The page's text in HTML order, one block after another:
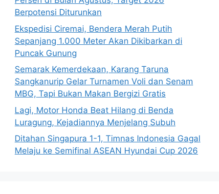
Berpotensi Diturunkan
Ekspedisi Ciremai, Bendera Merah Putih
Sepanjang 1.000 Meter Akan Dikibarkan di
Puncak Gunung
Semarak Kemerdekaan, Karang Taruna
Sangkanurip Gelar Turnamen Voli dan Senam
MBG, Tapi Bukan Makan Bergizi Gratis
Lagi, Motor Honda Beat Hilang di Benda
Luragung, Kejadiannya Menjelang Subuh
Ditahan Singapura 1-1, Timnas Indonesia Gagal
Melaju ke Semifinal ASEAN Hyundai Cup 2026